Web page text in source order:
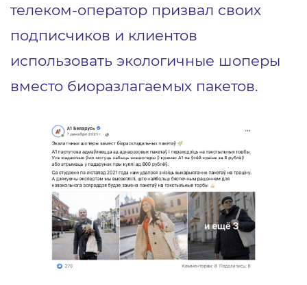
телеком-оператор призвал своих
подписчиков и клиентов
использовать экологичные шоперы
вместо биоразлагаемых пакетов.